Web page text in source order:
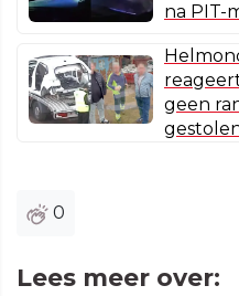
na PIT-
geen
0
Lees meer over: